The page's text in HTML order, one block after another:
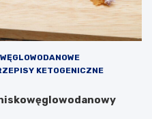
KETOGENICZNE